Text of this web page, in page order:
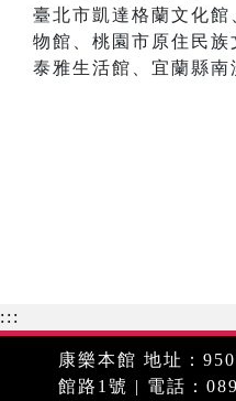
臺北市凱達格蘭文化
物館、桃園市原住民
泰雅生活館、宜蘭縣南
:::
康樂本館 地址：
館路1號 | 電話：